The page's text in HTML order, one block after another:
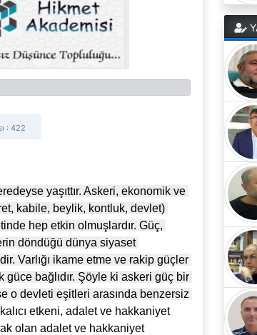
: 422
yaşıttır. Askeri, ekonomik ve
kabile, beylik, kontluk, devlet)
hep etkin olmuşlardır. Güç,
döndüğü dünya siyaset
Varlığı ikame etme ve rakip güçler
bağlıdır. Şöyle ki askeri güç bir
o devleti eşitleri arasında benzersiz
etkeni, adalet ve hakkaniyet
olan adalet ve hakkaniyet